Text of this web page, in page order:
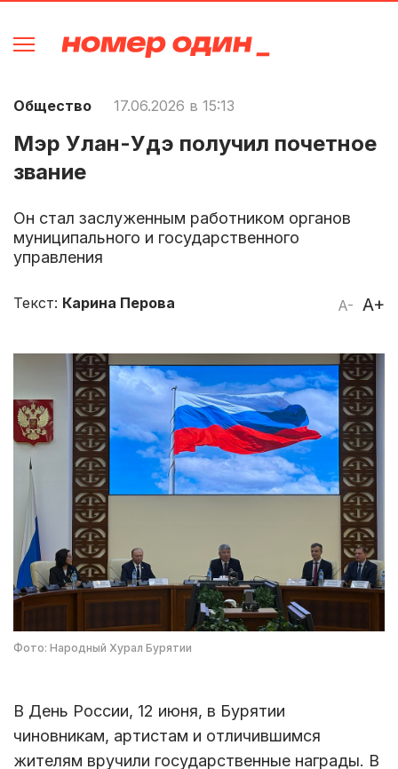
Общество 17.06.2026 в 15:13
Мэр Улан-Удэ получил почетное
звание
Он стал заслуженным работником органов
муниципального и государственного
управления
A- A+
Текст: Карина Перова
Фото: Народный Хурал Бурятии
В День России, 12 июня, в Бурятии
чиновникам, артистам и отличившимся
жителям вручили государственные награды. В